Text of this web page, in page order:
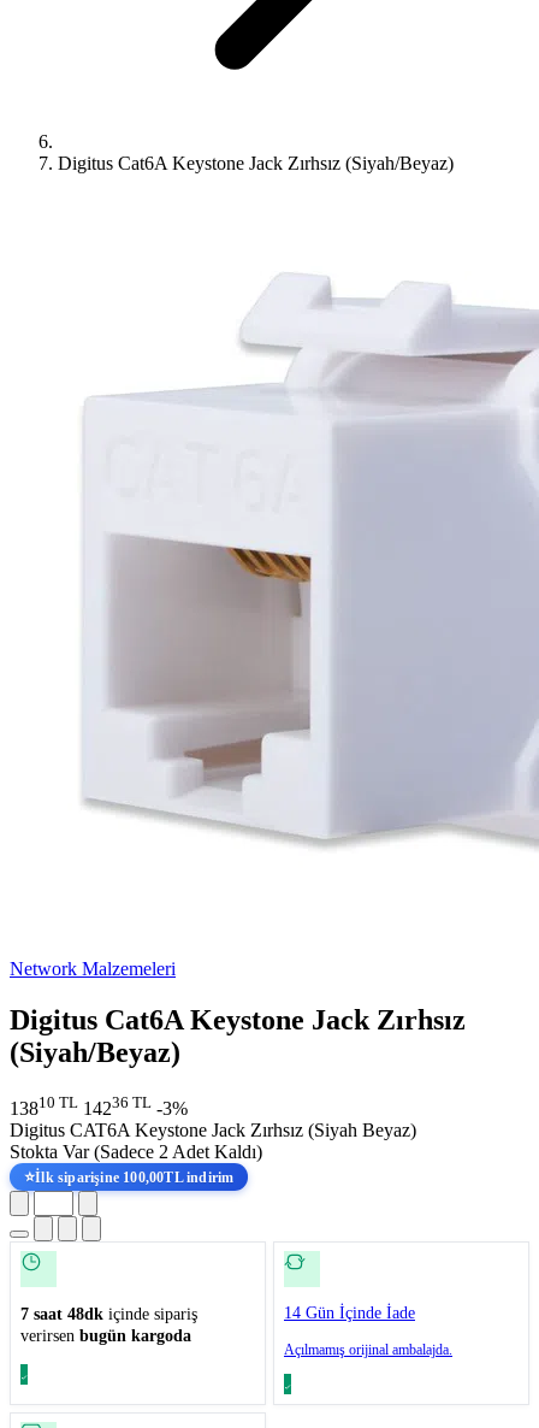
Digitus Cat6A Keystone Jack Zırhsız (Siyah/Beyaz)
Network Malzemeleri
Digitus Cat6A Keystone Jack Zırhsız
(Siyah/Beyaz)
13810 TL 14236 TL -3%
Digitus CAT6A Keystone Jack Zırhsız (Siyah Beyaz)
Stokta Var (Sadece 2 Adet Kaldı)
⭐İlk siparişine 100,00TL indirim
7 saat 48dk içinde sipariş
verirsen bugün kargoda
14 Gün İçinde İade
Açılmamış orijinal ambalajda.